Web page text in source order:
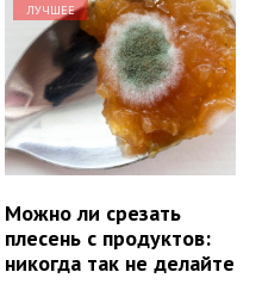
ЛУЧШЕЕ
Можно ли срезать
плесень с продуктов:
никогда так не делайте